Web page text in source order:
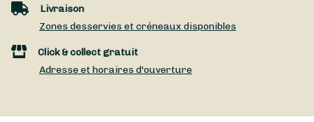
Livraison
Zones desservies et créneaux disponibles
Click & collect gratuit
Adresse et horaires d'ouverture